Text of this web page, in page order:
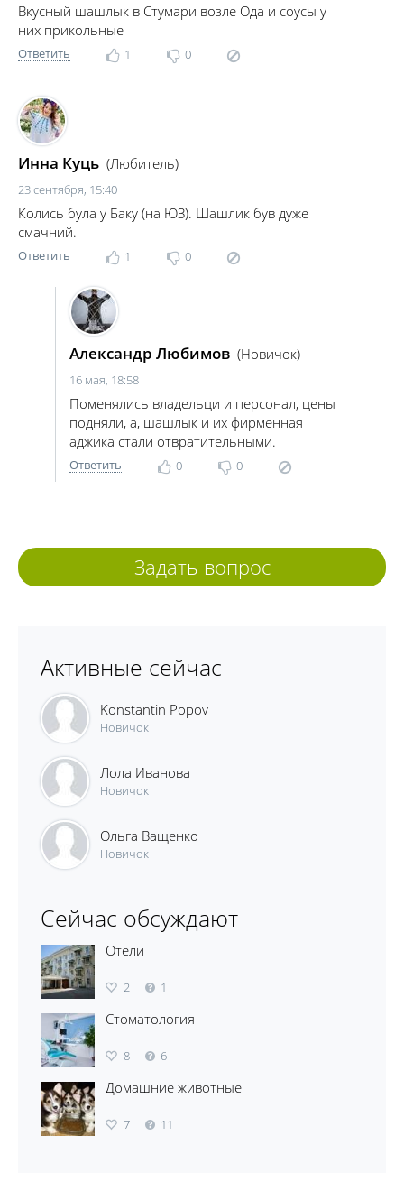
Вкусный шашлык в Стумари возле Ода и соусы у
них прикольные
Ответить 1 0
Инна Куць (Любитель)
23 сентября, 15:40
Колись була у Баку (на ЮЗ). Шашлик був дуже
смачний.
Ответить 1 0
Александр Любимов (Новичок)
16 мая, 18:58
Поменялись владельци и персонал, цены
подняли, а, шашлык и их фирменная
аджика стали отвратительными.
Ответить 0 0
Задать вопрос
Активные сейчас
Konstantin Popov
Новичок
Лола Иванова
Новичок
Ольга Ващенко
Новичок
Сейчас обсуждают
Отели
2 1
Стоматология
8 6
Домашние животные
7 11